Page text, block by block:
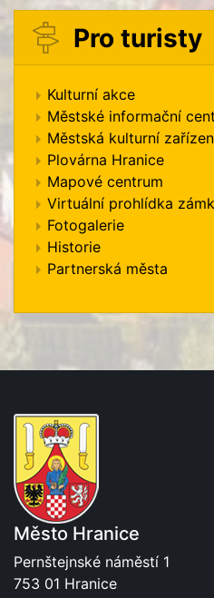
Pro turisty
Kulturní akce
Městské informační
Městská kulturní
Plovárna Hranice
Mapové centrum
Virtuální prohlídka
Fotogalerie
Historie
Partnerská města
Město Hranice
Pernštejnské náměstí 1
753 01 Hranice